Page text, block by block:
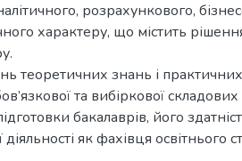
розрахункового,
характеру, що містить
теоретичних знань і
та вибіркової складових
бакалаврів, його
як фахівця освітнього